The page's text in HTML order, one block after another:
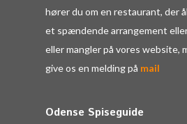
hører du om en restaurant, der
et spændende arrangement
eller mangler på vores website,
give os en melding på mail
Odense Spiseguide